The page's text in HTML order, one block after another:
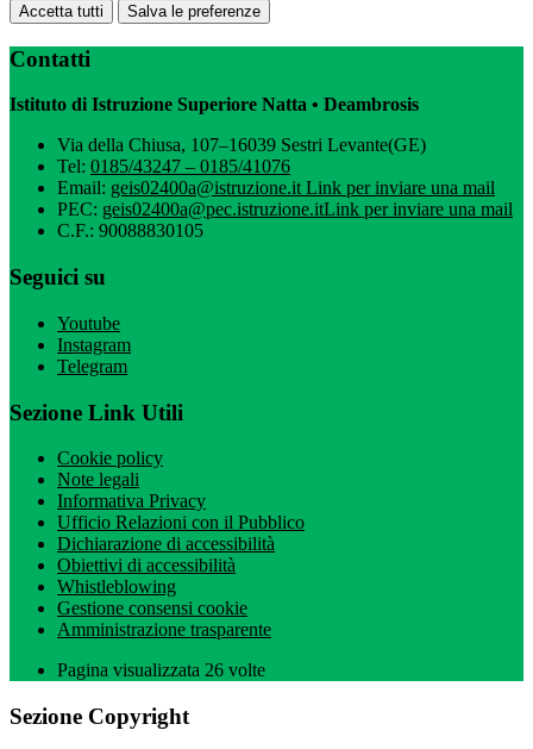
Accetta tutti Salva le preferenze
Contatti
Istituto di Istruzione Superiore Natta • Deambrosis
Via della Chiusa, 107–16039 Sestri Levante(GE)
Tel: 0185/43247 – 0185/41076
Email: geis02400a@istruzione.itLink per inviare una mail
PEC: geis02400a@pec.istruzione.itLink per inviare una mail
C.F.: 90088830105
Seguici su
Youtube
Instagram
Telegram
Sezione Link Utili
Cookie policy
Note legali
Informativa Privacy
Ufficio Relazioni con il Pubblico
Dichiarazione di accessibilità
Obiettivi di accessibilità
Whistleblowing
Gestione consensi cookie
Amministrazione trasparente
Pagina visualizzata 26 volte
Sezione Copyright